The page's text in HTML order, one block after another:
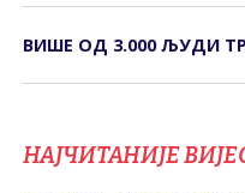
ВИШЕ ОД 3.000 ЉУДИ
НАЈЧИТАНИЈЕ